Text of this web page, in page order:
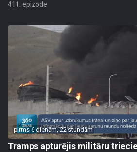
411. epizode
pirms 6 dienām, 22 stundām
Tramps apturējis militāru